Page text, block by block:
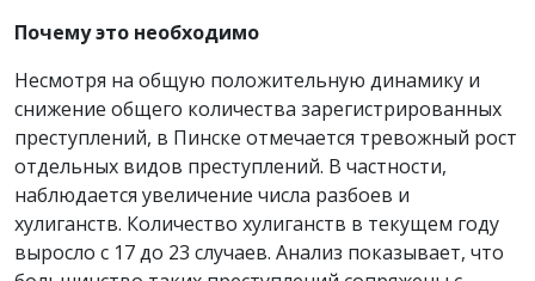
Почему это необходимо
Несмотря на общую положительную динамику и
снижение общего количества зарегистрированных
преступлений, в Пинске отмечается тревожный рост
отдельных видов преступлений. В частности,
наблюдается увеличение числа разбоев и
хулиганств. Количество хулиганств в текущем году
выросло с 17 до 23 случаев. Анализ показывает, что